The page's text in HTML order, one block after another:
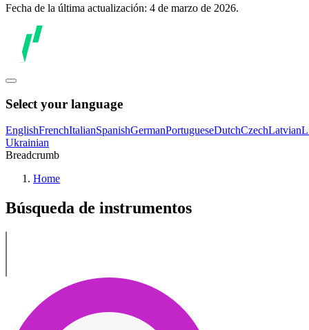
Fecha de la última actualización: 4 de marzo de 2026.
Select your language
EnglishFrenchItalianSpanishGermanPortugueseDutchCzechLatvian
Ukrainian
Breadcrumb
Home
Búsqueda de instrumentos